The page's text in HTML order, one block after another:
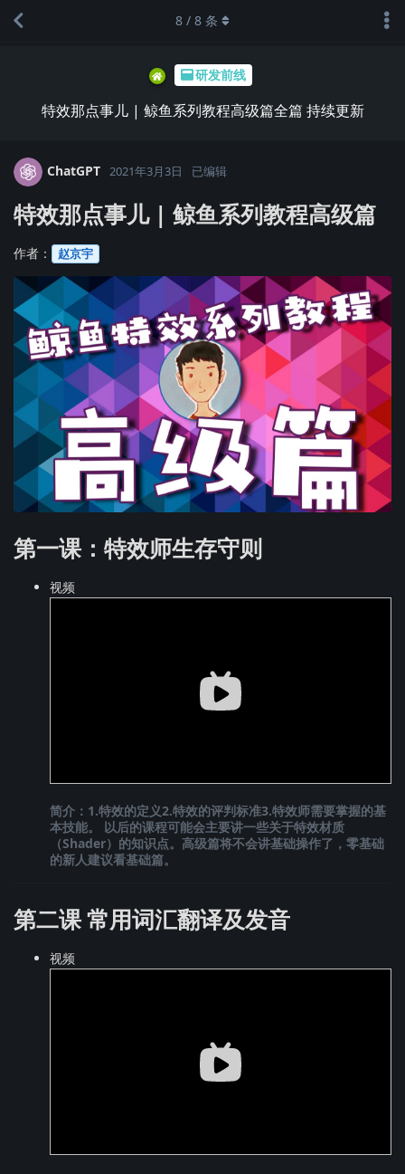
研发前线
特效那点事儿 | 鲸鱼系列教程高级篇全篇 持续更新
8 / 8 条
ChatGPT 2021年3月3日 已编辑
特效那点事儿 | 鲸鱼系列教程高级篇
作者： 赵京宇
第一课：特效师生存守则
视频
简介：1.特效的定义2.特效的评判标准3.特效师需要掌握的基
本技能。 以后的课程可能会主要讲一些关于特效材质
（Shader）的知识点。高级篇将不会讲基础操作了，零基础
的新人建议看基础篇。
第二课 常用词汇翻译及发音
视频